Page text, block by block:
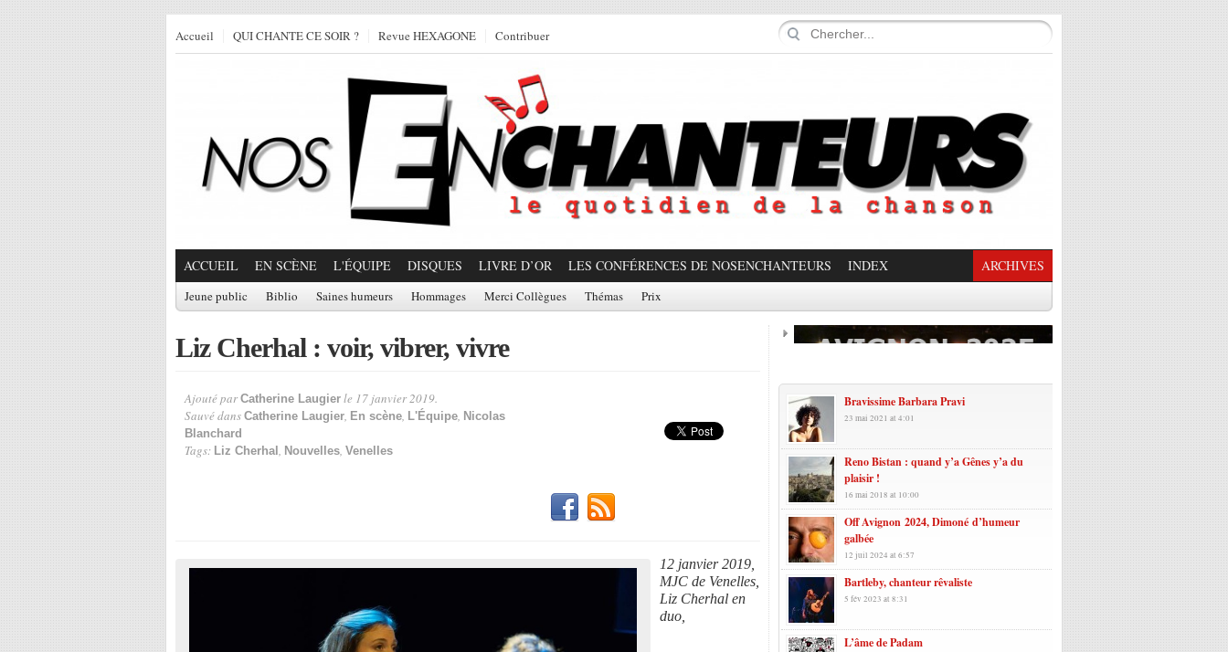
Accueil QUI CHANTE CE SOIR ? Revue HEXAGONE Contribuer
ACCUEIL EN SCÈNE L'ÉQUIPE DISQUES LIVRE D’OR LES CONFÉRENCES DE NOSENCHANTEURS INDEX ARCHIVES
Jeune public Biblio Saines humeurs Hommages Merci Collègues Thémas Prix
Liz Cherhal : voir, vibrer, vivre
Ajouté par Catherine Laugier le 17 janvier 2019.
Sauvé dans Catherine Laugier, En scène, L'Équipe, Nicolas
Blanchard
Tags: Liz Cherhal , Nouvelles, Venelles
12 janvier 2019,
MJC de Venelles,
Liz Cherhal en
duo,
Bravissime Barbara Pravi
23 mai 2021 at 4:01
Reno Bistan : quand y’a Gênes y’a du
plaisir !
16 mai 2018 at 10:00
Off Avignon 2024, Dimoné d’humeur
galbée
12 juil 2024 at 6:57
Bartleby, chanteur rêvaliste
5 fév 2023 at 8:31
L’âme de Padam